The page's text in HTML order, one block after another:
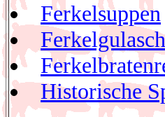
Ferkelsuppen
Historische